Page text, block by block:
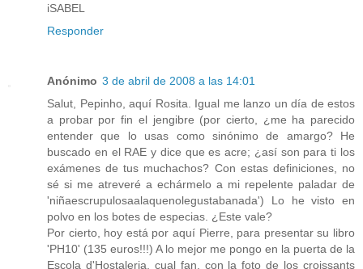
iSABEL
Responder
Anónimo 3 de abril de 2008 a las 14:01
Salut, Pepinho, aquí Rosita. Igual me lanzo un día de estos
a probar por fin el jengibre (por cierto, ¿me ha parecido
entender que lo usas como sinónimo de amargo? He
buscado en el RAE y dice que es acre; ¿así son para ti los
exámenes de tus muchachos? Con estas definiciones, no
sé si me atreveré a echármelo a mi repelente paladar de
'niñaescrupulosaalaquenolegustabanada') Lo he visto en
polvo en los botes de especias. ¿Este vale?
Por cierto, hoy está por aquí Pierre, para presentar su libro
'PH10' (135 euros!!!) A lo mejor me pongo en la puerta de la
Escola d'Hostaleria, cual fan, con la foto de los croissants